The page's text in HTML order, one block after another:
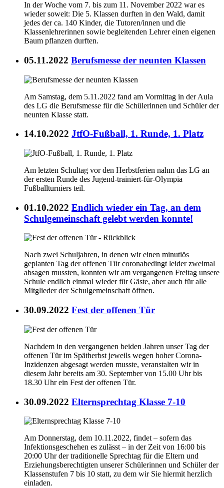
In der Woche vom 7. bis zum 11. November 2022 war es
wieder soweit: Die 5. Klassen durften in den Wald, damit
jedes der ca. 140 Kinder, die Tutoren/innen und die
Klassenlehrerinnen sowie begleitenden Lehrer einen eigenen
Baum pflanzen durften.
05.11.2022 Berufsmesse der neunten Klassen
Am Samstag, dem 5.11.2022 fand am Vormittag in der Aula
des LG die Berufsmesse für die Schülerinnen und Schüler der
neunten Klasse statt.
14.10.2022 JtfO-Fußball, 1. Runde, 1. Platz
Am letzten Schultag vor den Herbstferien nahm das LG an
der ersten Runde des Jugend-trainiert-für-Olympia
Fußballturniers teil.
01.10.2022 Endlich wieder ein Tag, an dem
Schulgemeinschaft gelebt werden konnte!
Nach zwei Schuljahren, in denen wir einen minutiös
geplanten Tag der offenen Tür coronabedingt leider zweimal
absagen mussten, konnten wir am vergangenen Freitag unsere
Schule endlich einmal wieder für Gäste, aber auch für alle
Mitglieder der Schulgemeinschaft öffnen.
30.09.2022 Fest der offenen Tür
Nachdem in den vergangenen beiden Jahren unser Tag der
offenen Tür im Spätherbst jeweils wegen hoher Corona-
Inzidenzen abgesagt werden musste, veranstalten wir in
diesem Jahr bereits am 30. September von 15.00 Uhr bis
18.30 Uhr ein Fest der offenen Tür.
30.09.2022 Elternsprechtag Klasse 7-10
Am Donnerstag, dem 10.11.2022, findet – sofern das
Infektionsgeschehen es zulässt – in der Zeit von 16:00 bis
20:00 Uhr der traditionelle Sprechtag für die Eltern und
Erziehungsberechtigten unserer Schülerinnen und Schüler der
Klassenstufen 7 bis 10 statt, zu dem wir Sie hiermit herzlich
einladen.